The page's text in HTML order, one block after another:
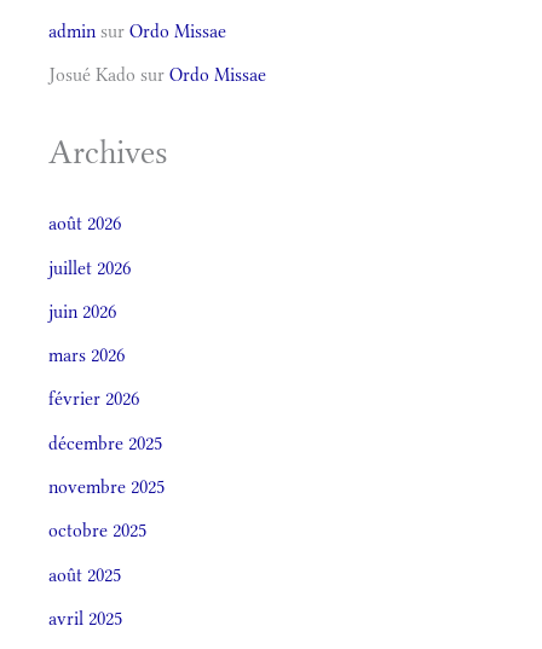
admin sur Ordo Missae
Josué Kado sur Ordo Missae
Archives
août 2026
juillet 2026
juin 2026
mars 2026
février 2026
décembre 2025
novembre 2025
octobre 2025
août 2025
avril 2025